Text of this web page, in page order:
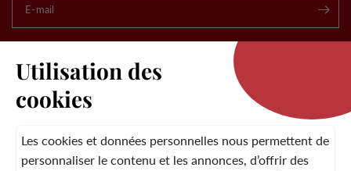
E-mail
LA MARQUE
Utilisation des
cookies
Les cookies et données personnelles nous permettent de
personnaliser le contenu et les annonces, d’offrir des